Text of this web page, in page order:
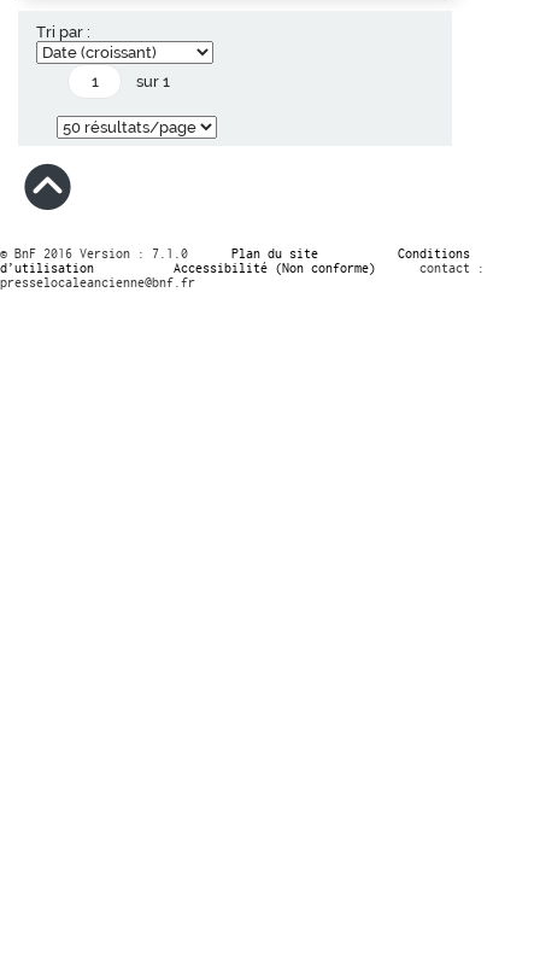
Tri par :
sur 1
© BnF 2016 Version : 7.1.0 Plan du site
Conditions
d’utilisation
Accessibilité (Non conforme)
contact :
presselocaleancienne@bnf.fr